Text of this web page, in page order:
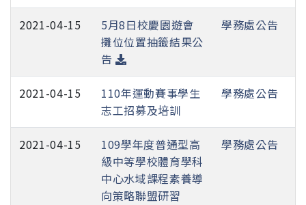
2021-04-15
5月8日校慶園遊會
攤位位置抽籤結果公
告
學務處公告
2021-04-15
110年運動賽事學生
志工招募及培訓
學務處公告
2021-04-15
109學年度普通型高
級中等學校體育學科
中心水域課程素養導
向策略聯盟研習
學務處公告